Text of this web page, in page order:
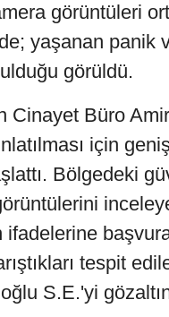
görüntüleri
yaşanan panik
görüldü.
Cinayet Büro
için
Bölgedeki
ifadelerine
tespit
S.E.'yi